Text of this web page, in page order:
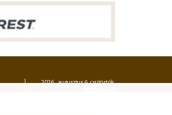
2026. augusztus 6. csütörtök,